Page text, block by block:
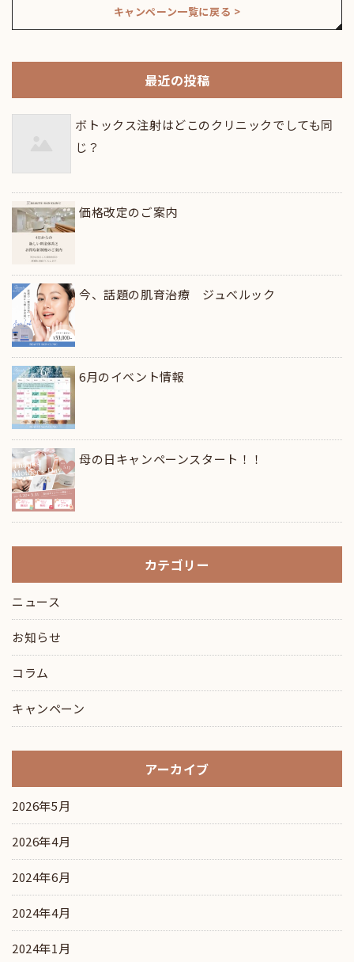
キャンペーン一覧に戻る >
最近の投稿
ボトックス注射はどこのクリニックでしても同
じ？
価格改定のご案内
今、話題の肌育治療 ジュべルック
6月のイベント情報
母の日キャンペーンスタート！！
カテゴリー
ニュース
お知らせ
コラム
キャンペーン
アーカイブ
2026年5月
2026年4月
2024年6月
2024年4月
2024年1月